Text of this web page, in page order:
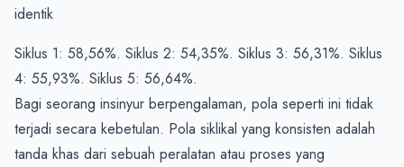
identik
Siklus 1: 58,56%. Siklus 2: 54,35%. Siklus 3: 56,31%. Siklus
4: 55,93%. Siklus 5: 56,64%.
Bagi seorang insinyur berpengalaman, pola seperti ini tidak
terjadi secara kebetulan. Pola siklikal yang konsisten adalah
tanda khas dari sebuah peralatan atau proses yang